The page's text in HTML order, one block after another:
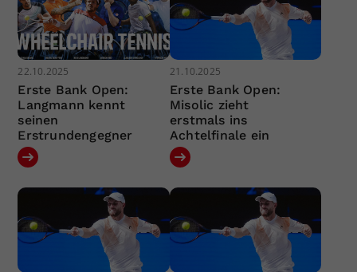
22.10.2025
Erste Bank Open:
Langmann kennt
seinen
Erstrundengegner
21.10.2025
Erste Bank Open:
Misolic zieht
erstmals ins
Achtelfinale ein